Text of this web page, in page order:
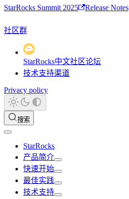
StarRocks Summit 2025 Release Notes
社区群
StarRocks中文社区论坛
技术支持渠道
Privacy policy
搜索
StarRocks
产品简介
快速开始
最佳实践
技术支持